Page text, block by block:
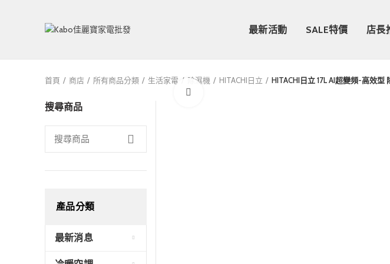
最新活動 SALE特價 店長
首頁 商店 所有商品分類 生活家電 除濕機 HITACHI日立
HITACHI日立 17L AI超變頻-高效型
搜尋商品
產品分類
最新消息